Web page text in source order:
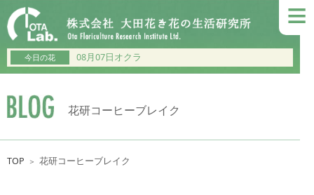
≡
今日の花 08月07日オクラ
花研コーヒーブレイク
TOP ＞ 花研コーヒーブレイク